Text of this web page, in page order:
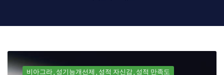
비아그라 성기능개선제 성적 자신감 성적 만족도